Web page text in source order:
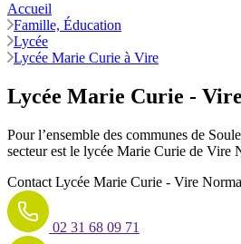
Accueil
Famille, Éducation
Lycée
Lycée Marie Curie à Vire
Lycée Marie Curie -
Pour l’ensemble des communes de
secteur est le lycée Marie Curie de Vire
Contact Lycée Marie Curie - Vire
02 31 68 09 71